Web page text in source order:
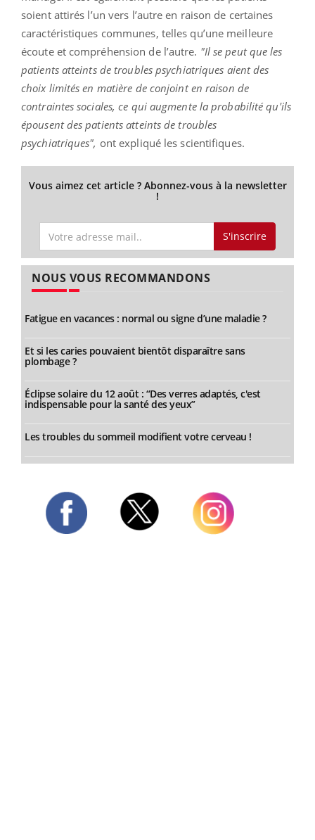
soient attirés l’un vers l’autre en raison de certaines
caractéristiques communes, telles qu’une meilleure
écoute et compréhension de l’autre. "Il se peut que les
patients atteints de troubles psychiatriques aient des
choix limités en matière de conjoint en raison de
contraintes sociales, ce qui augmente la probabilité qu'ils
épousent des patients atteints de troubles
psychiatriques", ont expliqué les scientifiques.
Vous aimez cet article ? Abonnez-vous à la newsletter
!
S'inscrire
NOUS VOUS RECOMMANDONS
Fatigue en vacances : normal ou signe d’une maladie ?
Et si les caries pouvaient bientôt disparaître sans
plombage ?
Éclipse solaire du 12 août : “Des verres adaptés, c'est
indispensable pour la santé des yeux”
Les troubles du sommeil modifient votre cerveau !